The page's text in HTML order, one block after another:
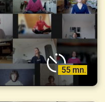
55 mn.